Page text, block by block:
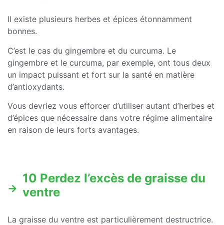
Il existe plusieurs herbes et épices étonnamment
bonnes.
C’est le cas du gingembre et du curcuma. Le
gingembre et le curcuma, par exemple, ont tous deux
un impact puissant et fort sur la santé en matière
d’antioxydants.
Vous devriez vous efforcer d’utiliser autant d’herbes et
d’épices que nécessaire dans votre régime alimentaire
en raison de leurs forts avantages.
10 Perdez l’excès de graisse du
ventre
La graisse du ventre est particulièrement destructrice.